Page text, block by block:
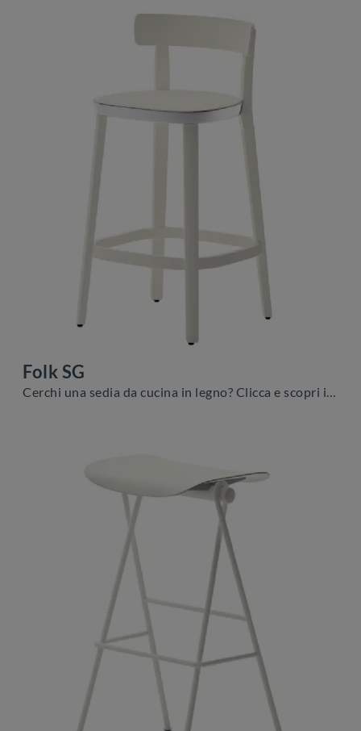
Folk SG
Cerchi una sedia da cucina in legno? Clicca e scopri il modello Folk SG di Veneta Cucine per ultimare i tuoi interni perfettamente.